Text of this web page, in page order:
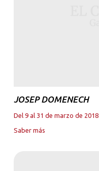
JOSEP DOMENECH
Del 9 al 31 de marzo de 2018
Saber más